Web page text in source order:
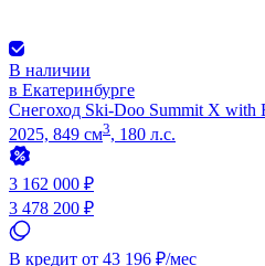
В наличии
в Екатеринбурге
Снегоход Ski-Doo Summit X with
2025, 849 см3, 180 л.с.
3 162 000 ₽
3 478 200 ₽
В кредит от 43 196 ₽/мес